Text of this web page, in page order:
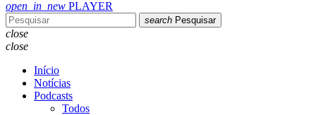
open_in_new PLAYER
search Pesquisar
close
close
Início
Notícias
Podcasts
Todos